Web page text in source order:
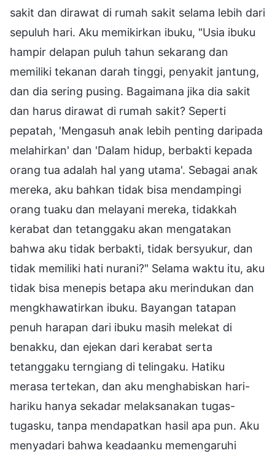
sakit dan dirawat di rumah sakit selama lebih dari
sepuluh hari. Aku memikirkan ibuku, "Usia ibuku
hampir delapan puluh tahun sekarang dan
memiliki tekanan darah tinggi, penyakit jantung,
dan dia sering pusing. Bagaimana jika dia sakit
dan harus dirawat di rumah sakit? Seperti
pepatah, 'Mengasuh anak lebih penting daripada
melahirkan' dan 'Dalam hidup, berbakti kepada
orang tua adalah hal yang utama'. Sebagai anak
mereka, aku bahkan tidak bisa mendampingi
orang tuaku dan melayani mereka, tidakkah
kerabat dan tetanggaku akan mengatakan
bahwa aku tidak berbakti, tidak bersyukur, dan
tidak memiliki hati nurani?" Selama waktu itu, aku
tidak bisa menepis betapa aku merindukan dan
mengkhawatirkan ibuku. Bayangan tatapan
penuh harapan dari ibuku masih melekat di
benakku, dan ejekan dari kerabat serta
tetanggaku terngiang di telingaku. Hatiku
merasa tertekan, dan aku menghabiskan hari-
hariku hanya sekadar melaksanakan tugas-
tugasku, tanpa mendapatkan hasil apa pun. Aku
menyadari bahwa keadaanku memengaruhi